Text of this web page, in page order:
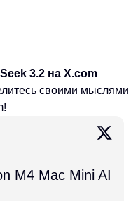
3.2 на X.com
своими мыслями
M4 Mac Mini AI